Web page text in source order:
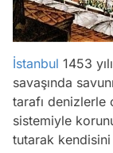
İstanbul 1453
savaşında
tarafı
sistemiyle
tutarak